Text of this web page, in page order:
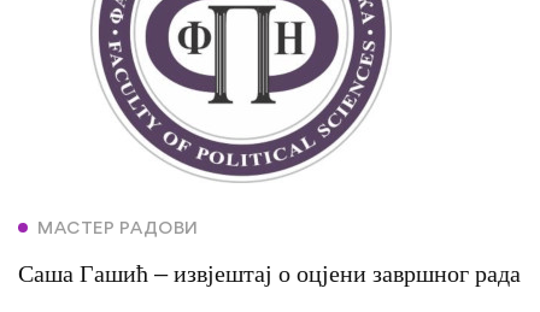
МАСТЕР РАДОВИ
Саша Гашић – извјештај о оцјени завршног рада